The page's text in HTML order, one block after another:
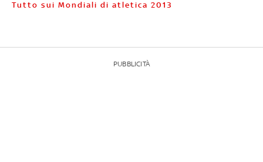
Tutto sui Mondiali di atletica 2013
PUBBLICITÀ